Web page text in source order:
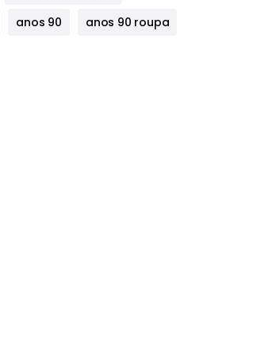
anos 90 anos 90 roupa